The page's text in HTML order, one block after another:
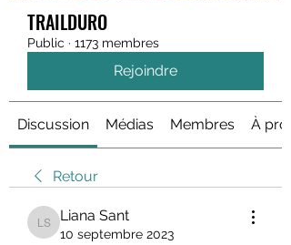
TRAILDURO
Public · 1173 membres
Rejoindre
Discussion Médias Membres À
Retour
Liana Sant
Liana Sant
10 septembre 2023